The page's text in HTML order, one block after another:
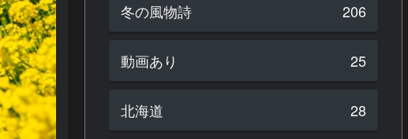
冬の風物詩 206
動画あり 25
北海道 28